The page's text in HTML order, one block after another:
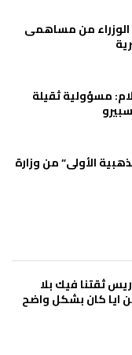
الوزراء من مساهمى
مسؤولية ثقيلة
الأولى” من وزارة
ثقتنا فيك بلا
ايا كان بشكل واضح